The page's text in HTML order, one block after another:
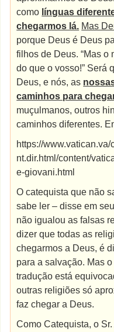
como línguas
chegarmos lá. Mas
porque Deus é Deus
filhos de Deus. “Mas o
do que o vosso!” Será
Deus, e nós, as
caminhos para
muçulmanos, outros
caminhos diferentes.
https://
nt.dir.html/content/
e-giovani.html
O catequista que não
sabe ler – disse em
não igualou as falsas
dizer que todas as
chegarmos a Deus, é
para a salvação. Mas
tradução está
outras religiões só
faz chegar a Deus.
Como Catequista, o